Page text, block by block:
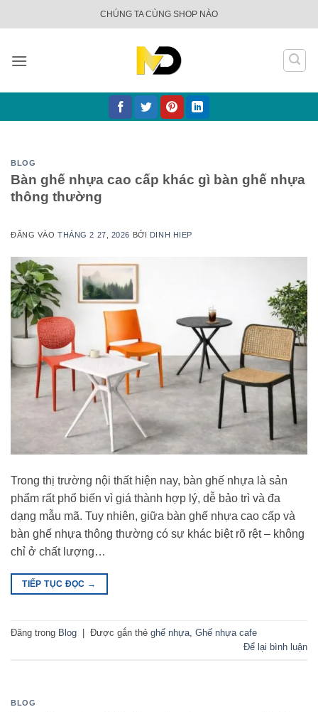
qua
dung
CHÚNG TA CÙNG SHOP NÀO
BLOG
Bàn ghế nhựa cao cấp khác gì bàn ghế nhựa
thông thường
ĐĂNG VÀOTHÁNG 2 27, 2026 BỞI DINH HIEP
Trong thị trường nội thất hiện nay, bàn ghế nhựa là sản
phẩm rất phổ biến vì giá thành hợp lý, dễ bảo trì và đa
dạng mẫu mã. Tuy nhiên, giữa bàn ghế nhựa cao cấp và
bàn ghế nhựa thông thường có sự khác biệt rõ rệt – không
chỉ ở chất lượng…
TIẾP TỤC ĐỌC →
Đăng trong Blog | Được gắn thẻ ghế nhựa Ghế nhựa cafe
Để lại bình luận
BLOG